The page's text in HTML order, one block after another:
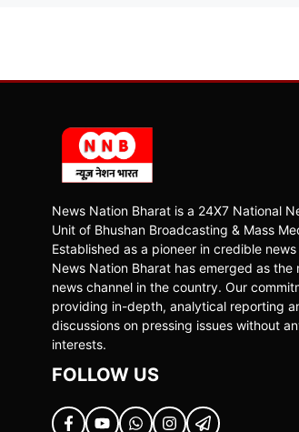
News Nation Bharat is a 24X7 National
Unit of Bhushan Broadcasting & Mass
Established as a pioneer in credible
News Nation Bharat has emerged as the
news channel in the country. Our
providing in-depth, analytical reporting
discussions on pressing issues without
interests.
FOLLOW US